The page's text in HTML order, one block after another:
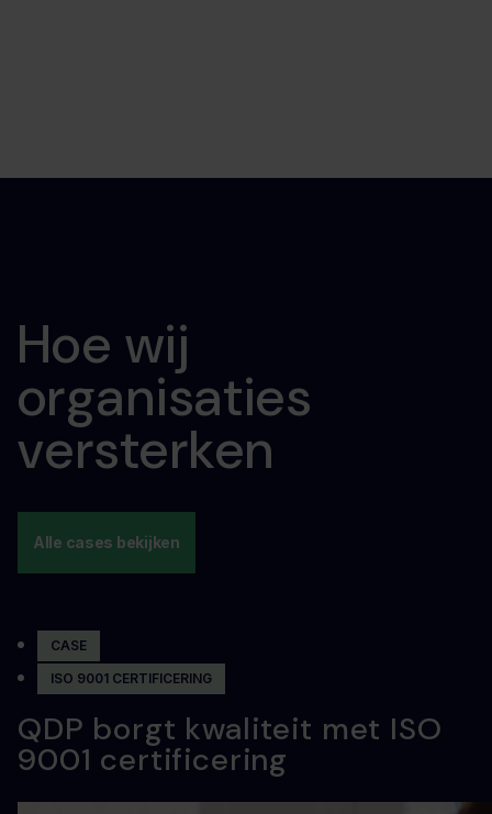
Hoe wij
organisaties
versterken
Alle cases bekijken
CASE
ISO 9001 CERTIFICERING
QDP borgt kwaliteit met ISO
9001 certificering